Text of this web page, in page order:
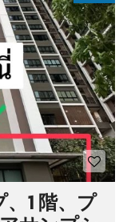
1 階、プ